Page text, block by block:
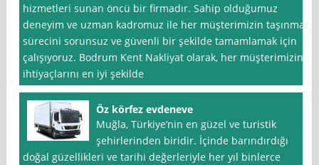
hizmetleri sunan öncü bir firmadır. Sahip olduğumuz
deneyim ve uzman kadromuz ile her müşterimizin taşınma
sürecini sorunsuz ve güvenli bir şekilde tamamlamak için
çalışıyoruz. Bodrum Kent Nakliyat olarak, her müşterimizin
ihtiyaçlarını en iyi şekilde
Öz körfez evdeneve
Muğla, Türkiye’nin en güzel ve turistik
şehirlerinden biridir. İçinde barındırdığı
doğal güzellikleri ve tarihi değerleriyle her yıl binlerce